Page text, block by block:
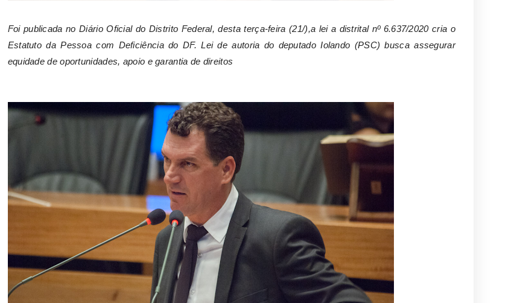
Foi publicada no Diário Oficial do Distrito Federal, desta terça-feira (21/),a lei a distrital nº 6.637/2020 cria o
Estatuto da Pessoa com Deficiência do DF.Lei de autoria do deputado Iolando (PSC) busca assegurar
equidade de oportunidades, apoio e garantia de direitos